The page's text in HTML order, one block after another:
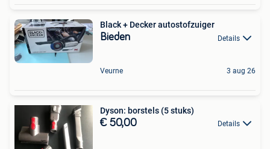
Black + Decker autostofzuiger
Bieden Details
Veurne 3 aug 26
Dyson: borstels (5 stuks)
€ 50,00 Details